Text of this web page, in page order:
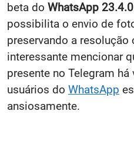
beta do WhatsApp
possibilita o envio de
preservando a
interessante mencionar
presente no Telegram
usuários do WhatsApp
ansiosamente.